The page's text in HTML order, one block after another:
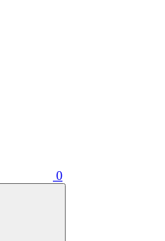
0